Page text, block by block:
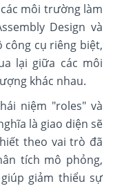
môi trường làm
Design và
cụ riêng biệt,
lại giữa các môi
khác nhau.
niệm "roles" và
là giao diện sẽ
theo vai trò đã
tích mô phỏng,
giảm thiểu sự